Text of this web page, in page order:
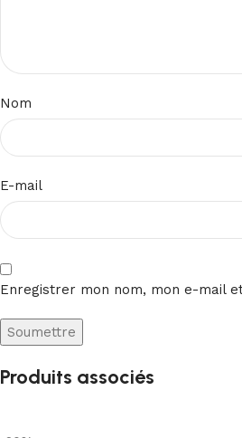
Nom
E-mail
Enregistrer mon nom, mon e-mail
Produits associés